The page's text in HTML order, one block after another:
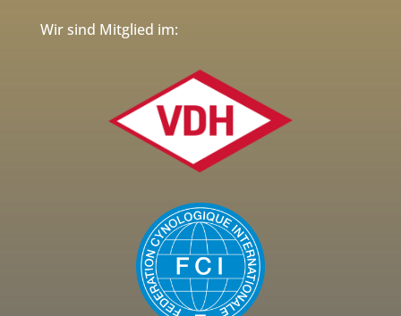
Wir sind Mitglied im: